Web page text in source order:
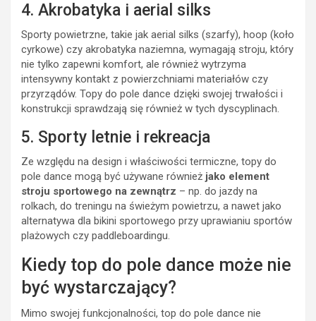
4. Akrobatyka i aerial silks
Sporty powietrzne, takie jak aerial silks (szarfy), hoop (koło
cyrkowe) czy akrobatyka naziemna, wymagają stroju, który
nie tylko zapewni komfort, ale również wytrzyma
intensywny kontakt z powierzchniami materiałów czy
przyrządów. Topy do pole dance dzięki swojej trwałości i
konstrukcji sprawdzają się również w tych dyscyplinach.
5. Sporty letnie i rekreacja
Ze względu na design i właściwości termiczne, topy do
pole dance mogą być używane również jako element
stroju sportowego na zewnątrz – np. do jazdy na
rolkach, do treningu na świeżym powietrzu, a nawet jako
alternatywa dla bikini sportowego przy uprawianiu sportów
plażowych czy paddleboardingu.
Kiedy top do pole dance może nie
być wystarczający?
Mimo swojej funkcjonalności, top do pole dance nie